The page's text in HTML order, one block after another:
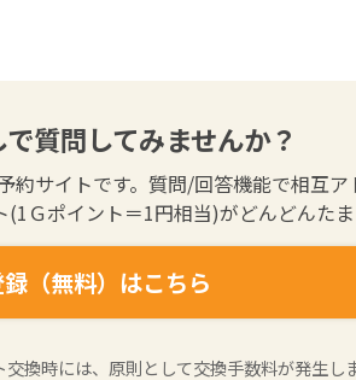
質問してみませんか？
サイトです。質問/回答機能で相互
Ｇポイント＝1円相当)がどんどんたま
（無料）はこちら
換時には、原則として交換手数料が発生し